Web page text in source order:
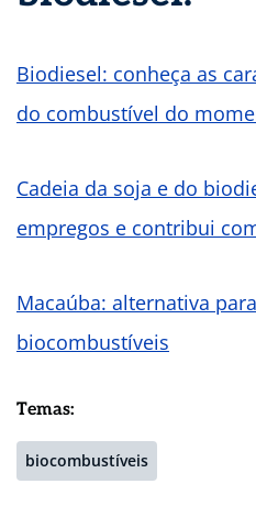
Biodiesel: conheça as
do combustível do
Cadeia da soja e do
empregos e contribui
Macaúba: alternativa
biocombustíveis
Temas:
biocombustíveis